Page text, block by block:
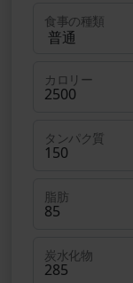
食事の種類
カロリー
タンパク質
脂肪
炭水化物